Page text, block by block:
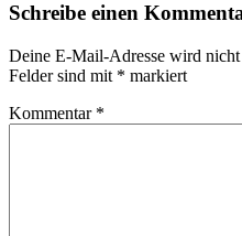
Schreibe einen
Deine E-Mail-Adresse wird
Felder sind mit * markiert
Kommentar *